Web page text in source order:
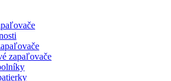
zapaľovače